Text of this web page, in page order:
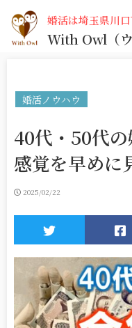
婚活は埼玉県川
With Owl （
婚活ノウハウ
40代・50代
感覚を早めに
2025/02/22